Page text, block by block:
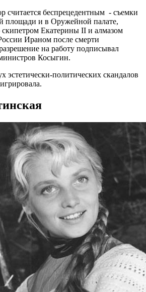
считается беспрецедентным - съемки
площади и в Оружейной палате,
скипетром Екатерины II и алмазом
Ираном после смерти
на работу подписывал
Косыгин.
эстетически-политических скандалов